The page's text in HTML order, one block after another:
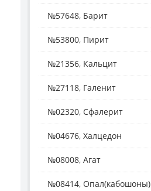
№57648, Барит
№53800, Пирит
№21356, Кальцит
№27118, Галенит
№02320, Сфалерит
№04676, Халцедон
№08008, Агат
№08414, Опал(кабошоны)